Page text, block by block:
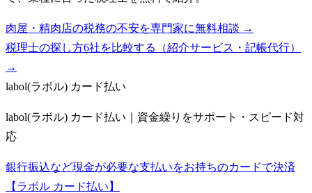
肉屋・精肉店の税務の不安を専門家に無料相談 →
税理士の探し方6社を比較する（紹介サービス・記帳代行）
→
labol(ラボル) カード払い
labol(ラボル) カード払い｜資金繰りをサポート・スピード対
応
銀行振込など現金が必要な支払いをお持ちのカードで決済
【ラボル カード払い】